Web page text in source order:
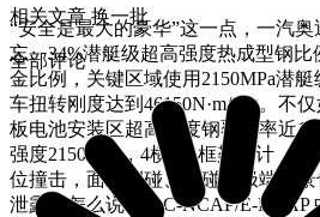
“安全是最大的豪华”这一点，一汽奥
忘。34%潜艇级超高强度热成型钢比
金比例，关键区域使用2150MPa潜
车扭转刚度达到46150N·m/deg。不
板电池安装区超高强度钢覆盖率近
强度2150Mpa，4横3纵框架设计，
位撞击，面对侧碰、柱碰等极端场
泄露。怎么说呢，C-NCAP/E-NCAP
相关文章换一批
全部评论